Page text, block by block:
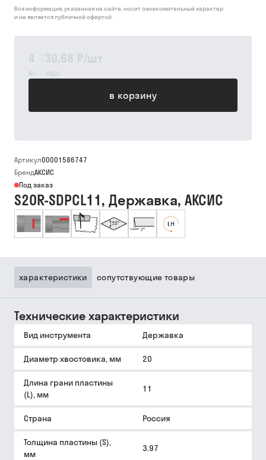
4 630,68 ₽/шт
вкл ндс
в корзину
Вся информация, указанная на сайте, носит ознакомительный характер
и не является публичной офертой.
Артикул00001586747
БрендАКСИС
Под заказ
S20R-SDPCL11, Державка, АКСИС
характеристики сопутствующие товары
Технические характеристики
Вид инструмента Державка
Диаметр хвостовика, мм 20
Длина грани пластины
(L), мм
11
Страна Россия
Толщина пластины (S),
мм
3.97